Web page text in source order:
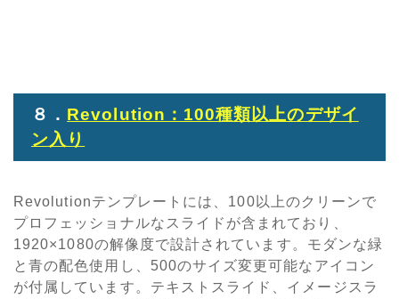
８． Revolution：100種類以上のデザイ
ン入り
Revolutionテンプレートには、100以上のクリーンで
プロフェッショナルなスライドが含まれており、
1920×1080の解像度で設計されています。モダンな緑
と青の配色使用し、500のサイズ変更可能なアイコン
が付属しています。テキストスライド、イメージスラ